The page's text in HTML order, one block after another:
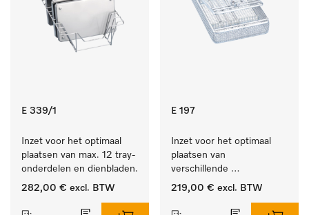
E 339/1
Inzet voor het optimaal
plaatsen van max. 12 tray-
onderdelen en dienbladen.
282,00 € excl. BTW
E 197
Inzet voor het optimaal
plaatsen van
verschillende
instrumenten.
219,00 € excl. BTW